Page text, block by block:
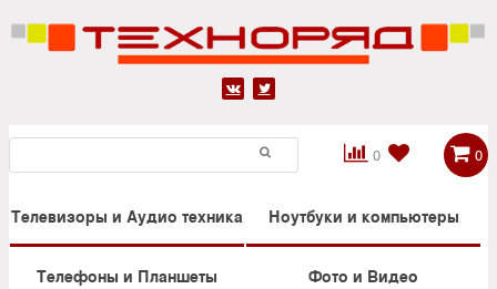
 
0

 0
Телевизоры и Аудио техника Ноутбуки и компьютеры
Телефоны и Планшеты Фото и Видео